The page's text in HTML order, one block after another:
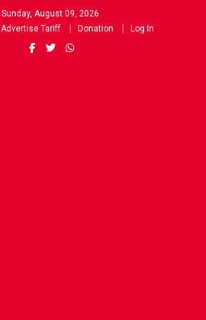
Sunday, August 09, 2026
Advertise Tariff Donation Log In